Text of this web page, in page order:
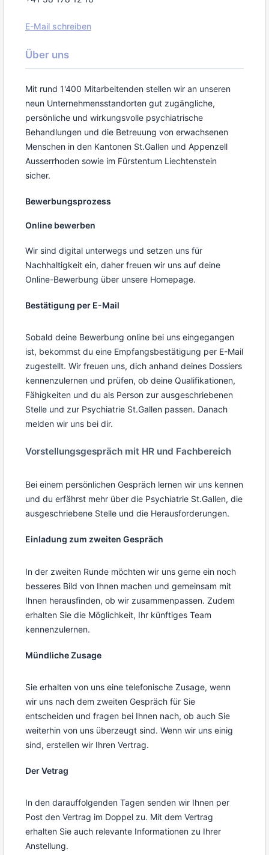
E-Mail schreiben
Über uns
Mit rund 1'400 Mitarbeitenden stellen wir an unseren
neun Unternehmensstandorten gut zugängliche,
persönliche und wirkungsvolle psychiatrische
Behandlungen und die Betreuung von erwachsenen
Menschen in den Kantonen St.Gallen und Appenzell
Ausserrhoden sowie im Fürstentum Liechtenstein
sicher.
Bewerbungsprozess
Online bewerben
Wir sind digital unterwegs und setzen uns für
Nachhaltigkeit ein, daher freuen wir uns auf deine
Online-Bewerbung über unsere Homepage.
Bestätigung per E-Mail
Sobald deine Bewerbung online bei uns eingegangen
ist, bekommst du eine Empfangsbestätigung per E-Mail
zugestellt. Wir freuen uns, dich anhand deines Dossiers
kennenzulernen und prüfen, ob deine Qualifikationen,
Fähigkeiten und du als Person zur ausgeschriebenen
Stelle und zur Psychiatrie St.Gallen passen. Danach
melden wir uns bei dir.
Vorstellungsgespräch mit HR und Fachbereich
Bei einem persönlichen Gespräch lernen wir uns kennen
und du erfährst mehr über die Psychiatrie St.Gallen, die
ausgeschriebene Stelle und die Herausforderungen.
Einladung zum zweiten Gespräch
In der zweiten Runde möchten wir uns gerne ein noch
besseres Bild von Ihnen machen und gemeinsam mit
Ihnen herausfinden, ob wir zusammenpassen. Zudem
erhalten Sie die Möglichkeit, Ihr künftiges Team
kennenzulernen.
Mündliche Zusage
Sie erhalten von uns eine telefonische Zusage, wenn
wir uns nach dem zweiten Gespräch für Sie
entscheiden und fragen bei Ihnen nach, ob auch Sie
weiterhin von uns überzeugt sind. Wenn wir uns einig
sind, erstellen wir Ihren Vertrag.
Der Vetrag
In den darauffolgenden Tagen senden wir Ihnen per
Post den Vertrag im Doppel zu. Mit dem Vertrag
erhalten Sie auch relevante Informationen zu Ihrer
Anstellung.